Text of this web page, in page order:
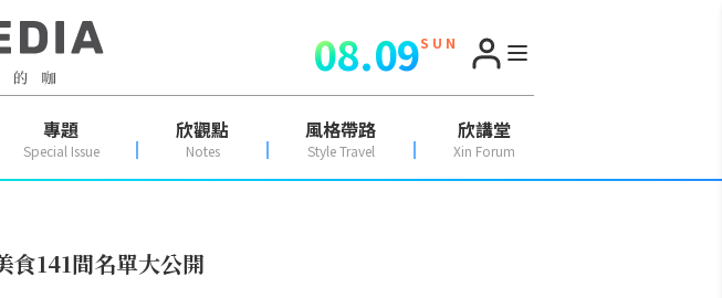
08.09S U N
專題
Special Issue
欣觀點
Notes
風格帶路
Style Travel
欣講堂
Xin Forum
食141間名單大公開